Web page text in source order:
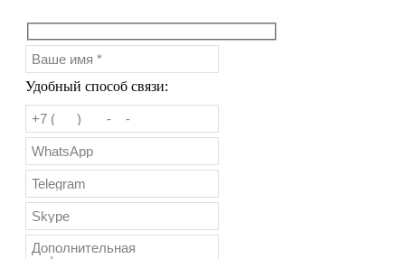
Удобный способ связи: